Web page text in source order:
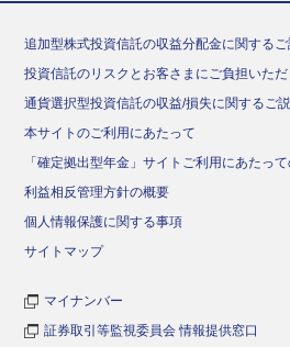
追加型株式投資信託の収益分配金に関するご
投資信託のリスクとお客さまにご負担いた
通貨選択型投資信託の収益/損失に関するご
本サイトのご利用にあたって
「確定拠出型年金」サイトご利用にあたっ
利益相反管理方針の概要
個人情報保護に関する事項
サイトマップ
マイナンバー
証券取引等監視委員会 情報提供窓口